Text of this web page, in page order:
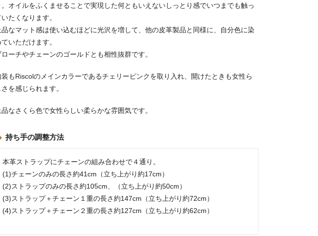
。オイルをふくませることで実現した何ともいえないしっとり感でいつまでも触っ
いたくなります。
品なマット感は使い込むほどに光沢を増して、他の皮革製品と同様に、自分色に染
いただけます。
ローチやチェーンのゴールドとも相性抜群です。
装もRiscolのメインカラーであるチェリーピンクを取り入れ、開けたときも女性ら
さを感じられます。
品なさくら色で女性らしい柔らかな雰囲気です。
持ち手の調整方法
本革ストラップにチェーンの組み合わせで４通り。
(1)チェーンのみの長さ約41cm（立ち上がり約17cm）
(2)ストラップのみの長さ約105cm、（立ち上がり約50cm）
(3)ストラップ＋チェーン１重の長さ約147cm（立ち上がり約72cm）
(4)ストラップ＋チェーン２重の長さ約127cm（立ち上がり約62cm）